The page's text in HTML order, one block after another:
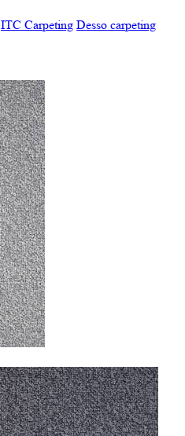
ITC Carpeting Desso carpeting